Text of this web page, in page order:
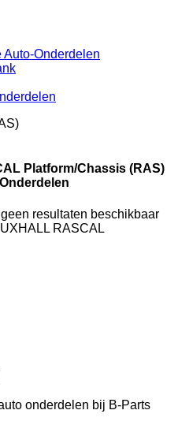
Onderdelen
Platform/Chassis (RAS)
resultaten beschikbaar
RASCAL
onderdelen bij B-Parts